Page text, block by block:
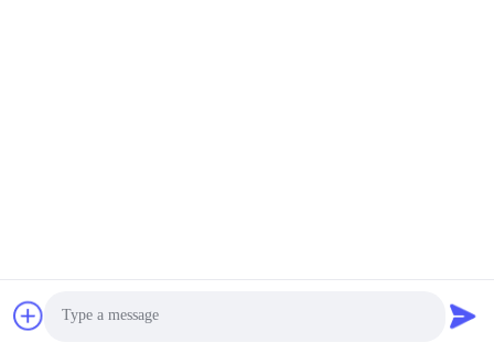
huidverzorgingsmerken?